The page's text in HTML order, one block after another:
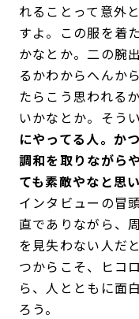
れることって意外
すよ。この服を着
かなとか。二の腕
るかわからへんか
たらこう思われる
いかなとか。そう
にやってる人。か
調和を取りながら
ても素敵やなと思
インタビューの冒
直でありながら、
を見失わない人だ
つからこそ、ヒコ
ら、人とともに面
ろう。